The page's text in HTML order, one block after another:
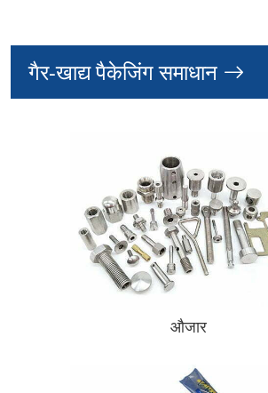
गैर-खाद्य पैकेजिंग समाधान
औजार